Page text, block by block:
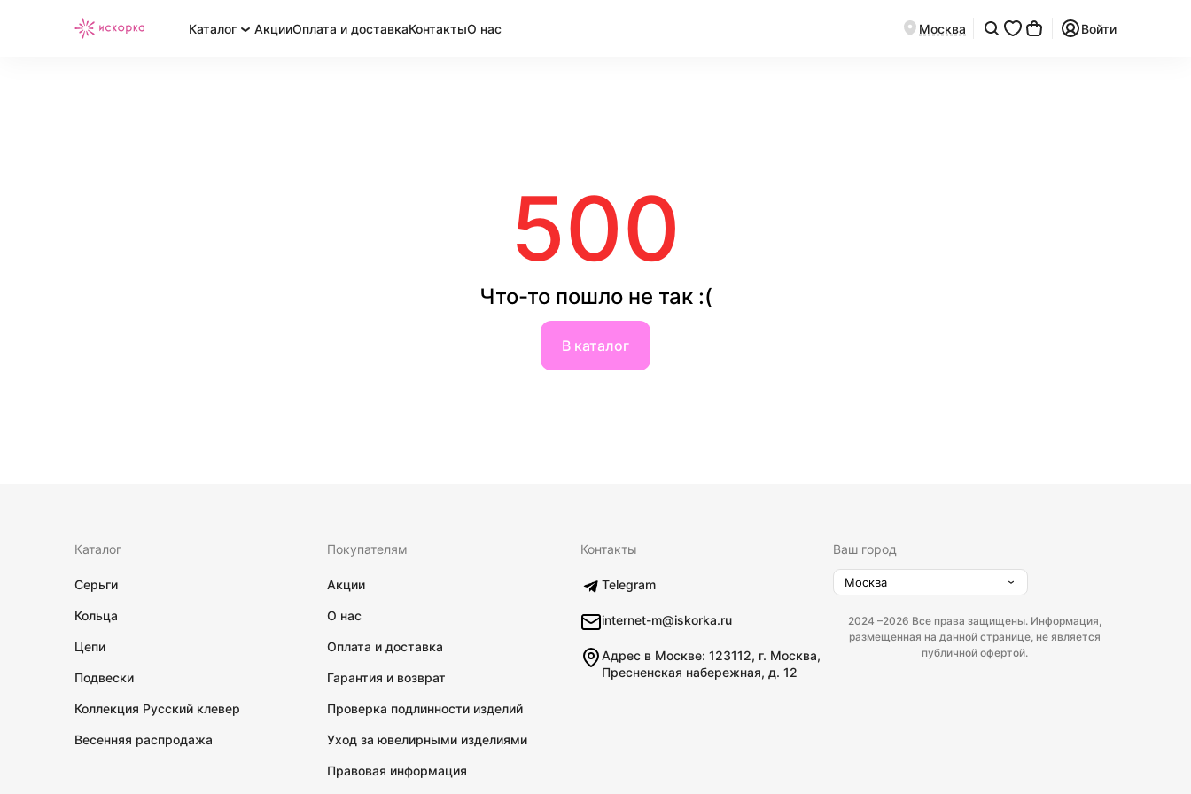
Каталог АкцииОплата и доставкаКонтактыО нас Москва Войти
500
Что-то пошло не так :(
В каталог
Каталог
Серьги
Кольца
Цепи
Подвески
Коллекция Русский клевер
Весенняя распродажа
Покупателям
Акции
О нас
Оплата и доставка
Гарантия и возврат
Проверка подлинности изделий
Уход за ювелирными изделиями
Правовая информация
Контакты
Telegram
internet-m@iskorka.ru
Адрес в Москве: 123112, г. Москва,
Пресненская набережная, д. 12
Ваш город
Москва
2024 –2026 Все права защищены. Информация,
размещенная на данной странице, не является
публичной офертой.